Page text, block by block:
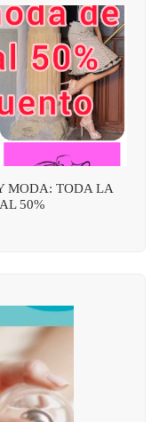
MODA: TODA LA
50%